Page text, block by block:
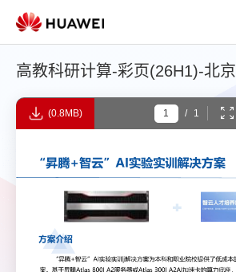
高教科研计算-彩页(26H1)-北京
(0.8MB) / 1